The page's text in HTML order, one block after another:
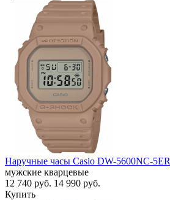
Наручные часы Casio DW-5600NC-5ER
мужские кварцевые
12 740 руб. 14 990 руб.
Купить